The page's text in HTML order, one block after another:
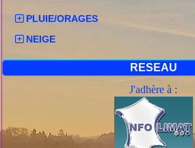
PLUIE/ORAGES
NEIGE
RESEAU
J'adhère à :